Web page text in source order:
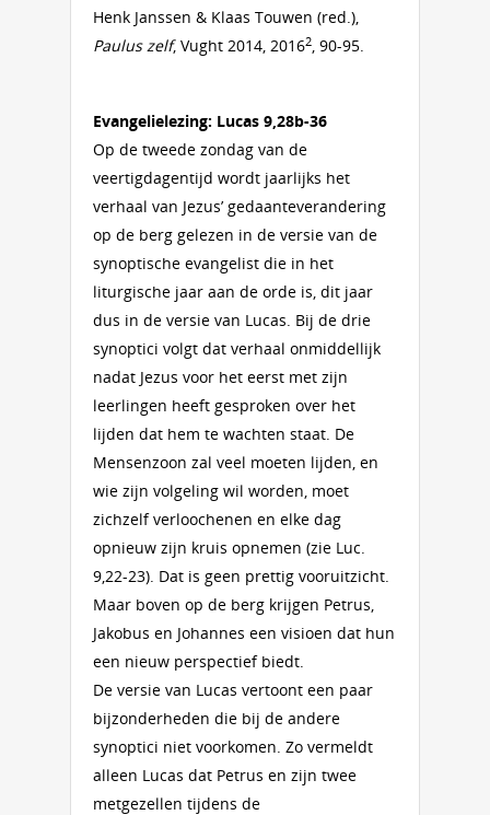
Henk Janssen & Klaas Touwen (red.),
Paulus zelf, Vught 2014, 20162, 90-95.
Evangelielezing: Lucas 9,28b-36
Op de tweede zondag van de
veertigdagentijd wordt jaarlijks het
verhaal van Jezus’ gedaanteverandering
op de berg gelezen in de versie van de
synoptische evangelist die in het
liturgische jaar aan de orde is, dit jaar
dus in de versie van Lucas. Bij de drie
synoptici volgt dat verhaal onmiddellijk
nadat Jezus voor het eerst met zijn
leerlingen heeft gesproken over het
lijden dat hem te wachten staat. De
Mensenzoon zal veel moeten lijden, en
wie zijn volgeling wil worden, moet
zichzelf verloochenen en elke dag
opnieuw zijn kruis opnemen (zie Luc.
9,22-23). Dat is geen prettig vooruitzicht.
Maar boven op de berg krijgen Petrus,
Jakobus en Johannes een visioen dat hun
een nieuw perspectief biedt.
De versie van Lucas vertoont een paar
bijzonderheden die bij de andere
synoptici niet voorkomen. Zo vermeldt
alleen Lucas dat Petrus en zijn twee
metgezellen tijdens de